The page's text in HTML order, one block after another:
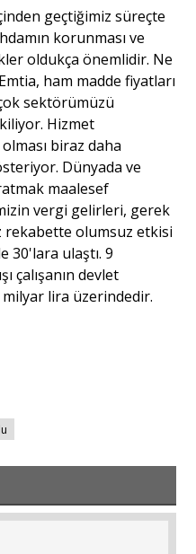
geçtiğimiz süreçte
korunması ve
oldukça önemlidir. Ne
ham madde fiyatları
sektörümüzü
Hizmet
biraz daha
Dünyada ve
maalesef
vergi gelirleri, gerek
rekabette olumsuz etkisi
30'lara ulaştı. 9
çalışanın devlet
milyar lira üzerindedir.